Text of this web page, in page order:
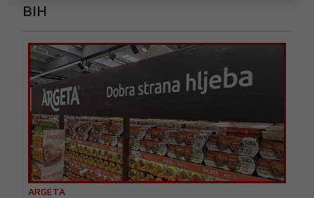
BIH
ARGETA